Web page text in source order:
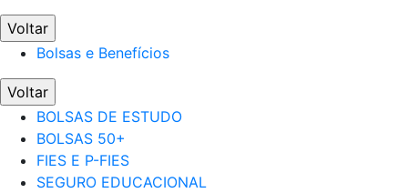
Voltar
Bolsas e Benefícios
Voltar
BOLSAS DE ESTUDO
BOLSAS 50+
FIES E P-FIES
SEGURO EDUCACIONAL